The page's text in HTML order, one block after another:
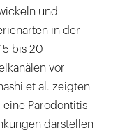
und
in der
bis 20
vor
et al. zeigten
eine Parodontitis
darstellen